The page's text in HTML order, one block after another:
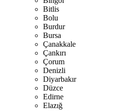
Bitlis
Bolu
Burdur
Bursa
Çanakkale
Çankırı
Çorum
Denizli
Diyarbakır
Düzce
Edirne
Elazığ